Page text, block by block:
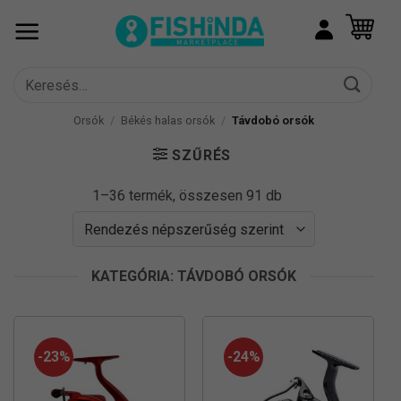
Keresés
következőre:
Orsók / Békés halas orsók / Távdobó orsók
SZŰRÉS
1–36 termék, összesen 91 dbSorted
popularity
KATEGÓRIA: TÁVDOBÓ ORSÓK
-23% -24%